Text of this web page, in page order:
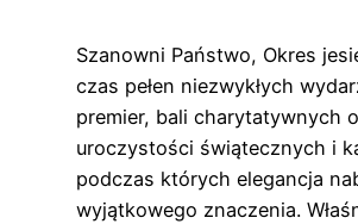
Szanowni Państwo, Okres
czas pełen niezwykłych
premier, bali charytatywnych
uroczystości świątecznych i
podczas których elegancja
wyjątkowego znaczenia.